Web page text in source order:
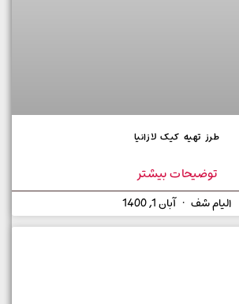
طرز تهیه کیک لازانیا
توضیحات بیشتر
الیام شف آبان 1, 1400